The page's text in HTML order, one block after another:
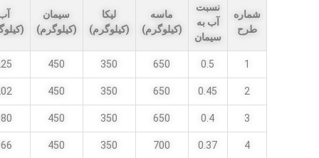
شماره
طرح
نسبت
آب به
سیمان
ماسه
(کیلوگرم)
لیکا
(کیلوگرم)
سیمان
(کیلوگرم)
1
0.5
650
350
450
2
0.45
650
350
450
3
0.4
650
350
450
4
0.37
700
350
450